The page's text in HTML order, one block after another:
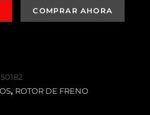
, ROTOR DE FRENO